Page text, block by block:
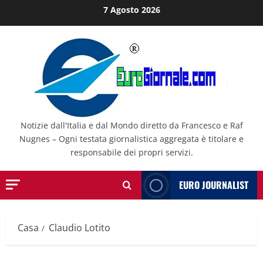
al
7 Agosto 2026
Notizie dall'Italia e dal Mondo diretto da Francesco e Raf
Nugnes – Ogni testata giornalistica aggregata è titolare e
responsabile dei propri servizi.
EURO JOURNALIST
Casa Claudio Lotito